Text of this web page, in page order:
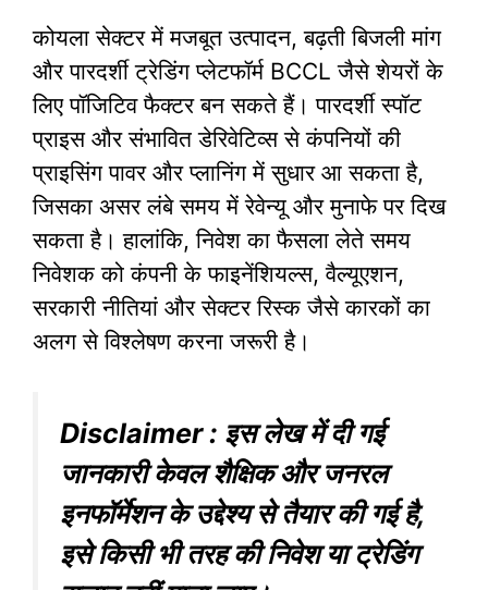
कोयला सेक्टर में मजबूत उत्पादन, बढ़ती बिजली मांग
और पारदर्शी ट्रेडिंग प्लेटफॉर्म BCCL जैसे शेयरों के
लिए पॉजिटिव फैक्टर बन सकते हैं। पारदर्शी स्पॉट
प्राइस और संभावित डेरिवेटिव्स से कंपनियों की
प्राइसिंग पावर और प्लानिंग में सुधार आ सकता है,
जिसका असर लंबे समय में रेवेन्यू और मुनाफे पर दिख
सकता है। हालांकि, निवेश का फैसला लेते समय
निवेशक को कंपनी के फाइनेंशियल्स, वैल्यूएशन,
सरकारी नीतियां और सेक्टर रिस्क जैसे कारकों का
अलग से विश्लेषण करना जरूरी है।
Disclaimer : इस लेख में दी गई
जानकारी केवल शैक्षिक और जनरल
इनफॉर्मेशन के उद्देश्य से तैयार की गई है,
इसे किसी भी तरह की निवेश या ट्रेडिंग